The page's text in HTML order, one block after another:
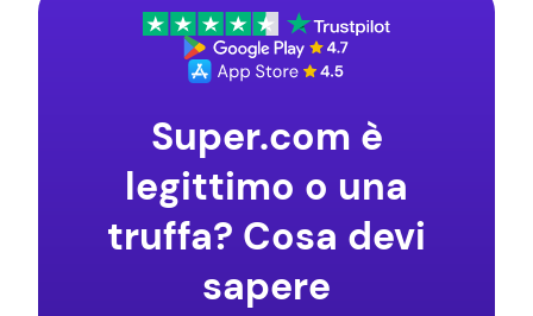
Super.com è
legittimo o una
truffa? Cosa devi
sapere